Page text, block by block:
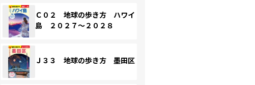
Ｃ０２ 地球の歩き方 ハワイ
島 ２０２７～２０２８
Ｊ３３ 地球の歩き方 墨田区